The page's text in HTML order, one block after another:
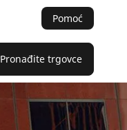
Pomoć
Pronađite trgovce